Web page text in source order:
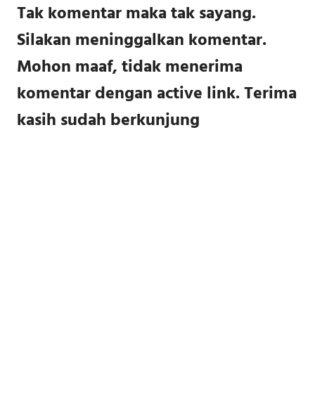
Tak komentar maka tak sayang.
Silakan meninggalkan komentar.
Mohon maaf, tidak menerima
komentar dengan active link. Terima
kasih sudah berkunjung